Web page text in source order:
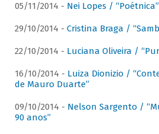
05/11/2014 - Nei Lopes / “Poétnica”
29/10/2014 - Cristina Braga /
22/10/2014 - Luciana Oliveira /
16/10/2014 - Luiza Dionizio /
de Mauro Duarte”
09/10/2014 - Nelson Sargento /
90 anos”